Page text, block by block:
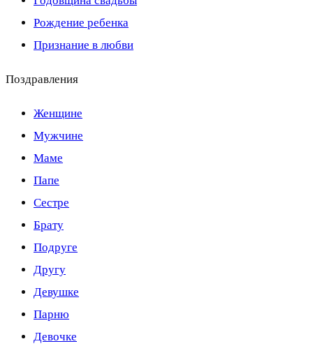
Рождение ребенка
Признание в любви
Поздравления
Женщине
Мужчине
Маме
Папе
Сестре
Брату
Подруге
Другу
Девушке
Парню
Девочке